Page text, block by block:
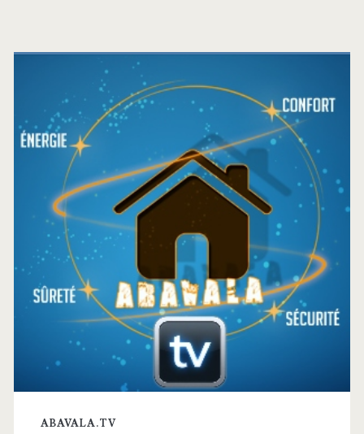
Barre
latérale
principale
ABAVALA.TV